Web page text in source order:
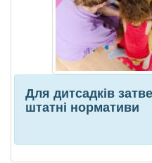
Для дитсадків
штатні нормативи